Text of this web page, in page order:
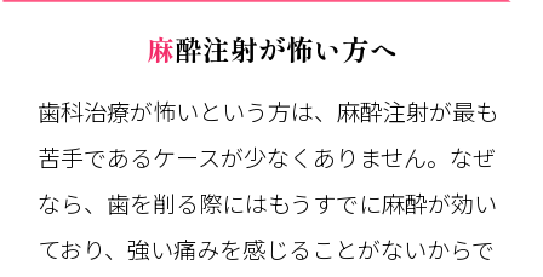
麻酔注射が怖い方へ
歯科治療が怖いという方は、麻酔注射が最も
苦手であるケースが少なくありません。なぜ
なら、歯を削る際にはもうすでに麻酔が効い
ており、強い痛みを感じることがないからで